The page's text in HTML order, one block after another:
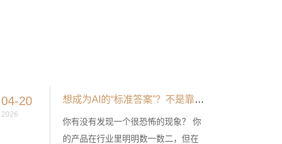
04-20
2026
想成为AI的“标准答案”？不是靠砸钱投喂，而是做好这4步！
你有没有发现一个很恐怖的现象？ 你
的产品在行业里明明数一数二，但在